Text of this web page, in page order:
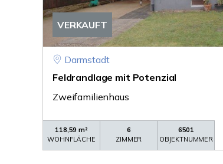
VERKAUFT
Darmstadt
Feldrandlage mit Potenzial
Zweifamilienhaus
118,59 m²
WOHNFLÄCHE
6
ZIMMER
6501
OBJEKTNUMMER